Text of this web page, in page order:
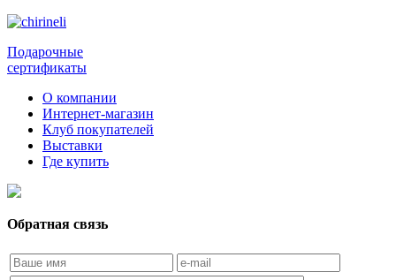
Подарочные
сертификаты
О компании
Интернет-магазин
Клуб покупателей
Выставки
Где купить
Обратная связь